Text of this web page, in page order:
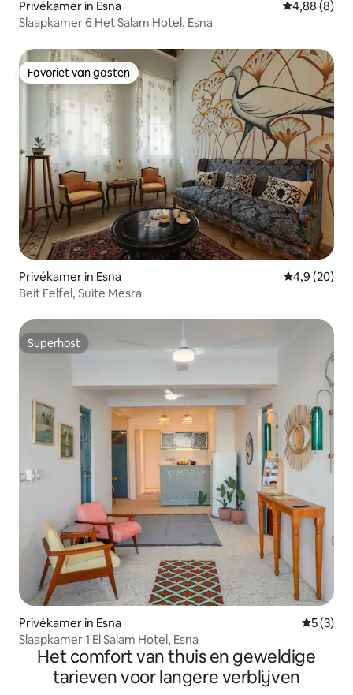
Privékamer in Esna Gemiddelde
4,88 (8)
Slaapkamer 6 Het Salam Hotel, Esna
Favoriet van gasten
Favoriet van gasten
Privékamer in Esna Gemiddelde
4,9 (20)
Beit Felfel, Suite Mesra
Superhost
Superhost
Privékamer in Esna
5 (3)
Slaapkamer 1 El Salam Hotel, Esna
Het comfort van thuis en geweldige
tarieven voor langere verblijven